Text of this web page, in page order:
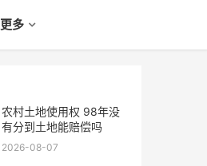
更多
农村土地使用权 98年没
有分到土地能赔偿吗
2026-08-07